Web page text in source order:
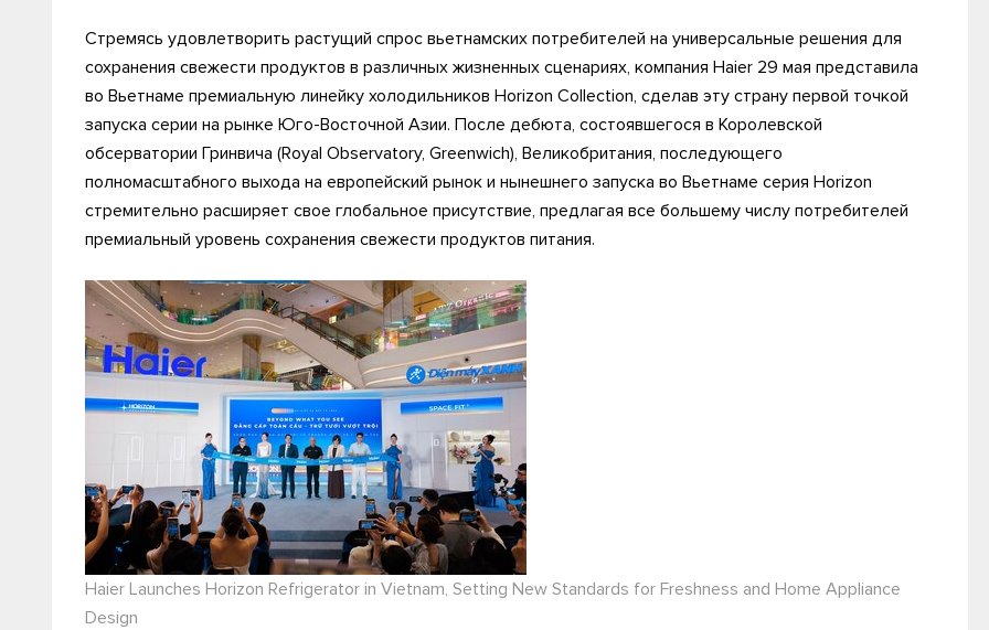
Стремясь удовлетворить растущий спрос вьетнамских потребителей на универсальные решения для
сохранения свежести продуктов в различных жизненных сценариях, компания Haier 29 мая представила
во Вьетнаме премиальную линейку холодильников Horizon Collection, сделав эту страну первой точкой
запуска серии на рынке Юго-Восточной Азии. После дебюта, состоявшегося в Королевской
обсерватории Гринвича (Royal Observatory, Greenwich), Великобритания, последующего
полномасштабного выхода на европейский рынок и нынешнего запуска во Вьетнаме серия Horizon
стремительно расширяет свое глобальное присутствие, предлагая все большему числу потребителей
премиальный уровень сохранения свежести продуктов питания.
Haier Launches Horizon Refrigerator in Vietnam, Setting New Standards for Freshness and Home Appliance
Design